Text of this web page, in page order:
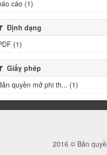
cáo (1)
Định dạng
(1)
Giấy phép
quyền mở phi th... (1)
2016 © Bản